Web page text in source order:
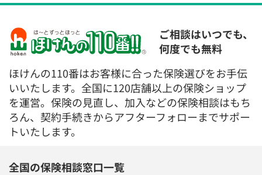
ご相談はいつでも、
何度でも無料
ほけんの110番はお客様に合った保険選びをお手伝
いいたします。全国に120店舗以上の保険ショップ
を運営。保険の見直し、加入などの保険相談はもち
ろん、契約手続きからアフターフォローまでサポー
トいたします。
全国の保険相談窓口一覧